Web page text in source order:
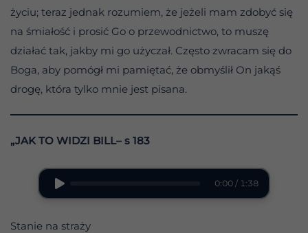
życiu; teraz jednak rozumiem, że jeżeli mam zdobyć się
na śmiałość i prosić Go o przewodnictwo, to muszę
działać tak, jakby mi go użyczał. Często zwracam się do
Boga, aby pomógł mi pamiętać, że obmyślił On jakąś
drogę, która tylko mnie jest pisana.
„JAK TO WIDZI BILL– s 183
0:00 / 1:38
Stanie na straży